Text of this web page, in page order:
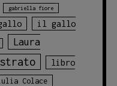
gabriella fiore
il gallo
Laura
libro
Colace